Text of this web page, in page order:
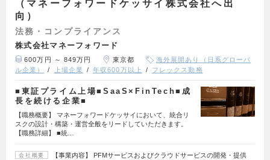
（マネーフォワードケッサイ株式会社へ出
向）
法務・コンプライアンス
株式会社マネーフォワード
600万円 ～ 849万円 東京都
海外展開あり（日系グローバ
ル企業）
上場企業 年収600万以上 フレックス勤務
■東証プライム上場■SaaS×FinTech■成
長を続ける企業■
【職務概要】 マネーフォワードケッサイにおいて、統合リ
スクの設計・構築・運営全般をリードしていただきます。
【職務詳細】 ■統…
会社概要
【事業内容】 PFMサービスおよびクラウドサービスの開発・提供